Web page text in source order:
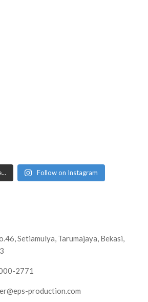
Follow on Instagram
Setiamulya, Tarumajaya, Bekasi,
2771
production.com